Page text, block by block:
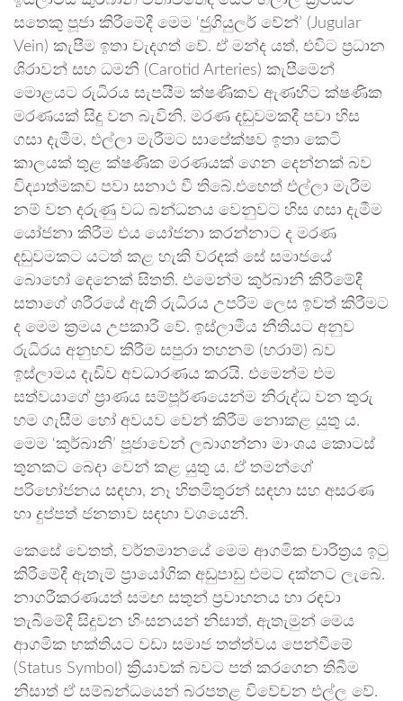
සතෙකු පූජා කිරීමේදී මෙම ‘ජුගියුලර් වේන්’ (Jugular
Vein) කැපීම ඉතා වැදගත් වේ. ඒ මන්ද යත්, එවිට ප්‍රධාන
ශිරාවන් සහ ධමනි (Carotid Arteries) කැපීමෙන්
මොළයට රුධිරය සැපයීම ක්ෂණිකව ඇණහිට ක්ෂණික
මරණයක් සිදු වන බැවිනි. මරණ දඬුවමකදී පවා හිස
ගසා දැමීම, එල්ලා මැරීමට සාපේක්ෂව ඉතා කෙටි
කාලයක් තුළ ක්ෂණික මරණයක් ගෙන දෙන්නක් බව
විද්‍යාත්මකව පවා සනාථ වී තිබේ.එහෙත් එල්ලා මැරීම
නම් වන දරුණු වධ බන්ධනය වෙනුවට හිස ගසා දැමීම
යෝජනා කිරීම එය යෝජනා කරන්නාට ද මරණ
දඬුවමකට යටත් කළ හැකි වරදක් සේ සමාජයේ
බොහෝ දෙනෙක් සිතති. එමෙන්ම කුර්බානි කිරීමේදී
සතාගේ ශරීරයේ ඇති රුධිරය උපරිම ලෙස ඉවත් කිරීමට
ද මෙම ක්‍රමය උපකාරී වේ. ඉස්ලාමීය නීතියට අනුව
රුධිරය අනුභව කිරීම සපුරා තහනම් (හරාම්) බව
ඉස්ලාමය දැඩිව අවධාරණය කරයි. එමෙන්ම එම
සත්වයාගේ ප්‍රාණය සම්පූර්ණයෙන්ම නිරුද්ධ වන තුරු
හම ගැසීම හෝ අවයව වෙන් කිරීම නොකළ යුතු ය.
මෙම ‘කුර්බානි’ පූජාවෙන් ලබාගන්නා මාංශය කොටස්
තුනකට බෙදා වෙන් කළ යුතු ය. ඒ තමන්ගේ
පරිභෝජනය සඳහා, නෑ හිතමිතුරන් සඳහා සහ අසරණ
හා දුප්පත් ජනතාව සඳහා වශයෙනි.
කෙසේ වෙතත්, වර්තමානයේ මෙම ආගමික චාරිත්‍රය ඉටු
කිරීමේදී ඇතැම් ප්‍රායෝගික අඩුපාඩු එමට දක්නට ලැබේ.
නාගරීකරණයත් සමඟ සතුන් ප්‍රවාහනය හා රඳවා
තැබීමේදී සිදුවන හිංසනයන් නිසාත්, ඇතැමුන් මෙය
ආගමික භක්තියට වඩා සමාජ තත්ත්වය පෙන්වීමේ
(Status Symbol) ක්‍රියාවක් බවට පත් කරගෙන තිබීම
නිසාත් ඒ සම්බන්ධයෙන් බරපතළ විවේචන එල්ල වේ.